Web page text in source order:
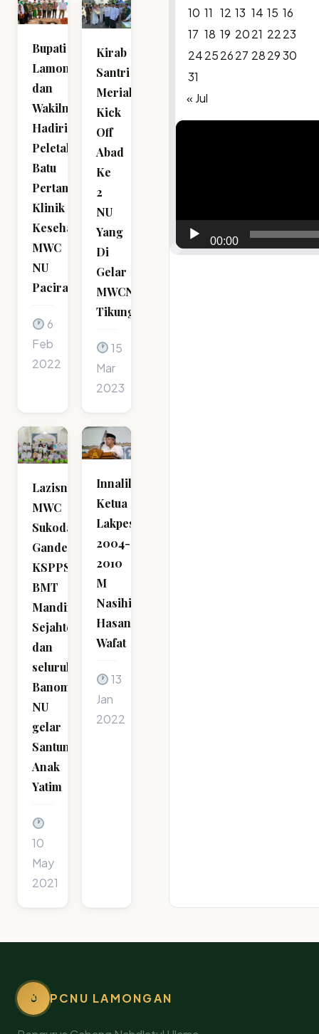
Bupati
Lamongan
dan
Wakilnya
Hadiri
Peletakan
Batu
Pertama
Klinik
Kesehatan
MWC
NU
Paciran
6
Feb
2022
Kirab
Santri
Meriahkan
Kick
Off
Abad
Ke
2
NU
Yang
Di
Gelar
MWCNU
Tikung
15
Mar
2023
Lazisnu
MWC
Sukodadi
Gandeng
KSPPS
BMT
Mandiri
Sejahtera
dan
seluruh
Banom
NU
gelar
Santunan
Anak
Yatim
10
May
2021
Innalillahi
Ketua
Lakpesdam
2004-
2010
M
Nasihin
Hasan
Wafat
13
Jan
2022
10 11 12 13 14 15 16
17 18 19 2021 2223
24252627 282930
31
« Jul
Video
00:00
ن PCNU LAMONGAN